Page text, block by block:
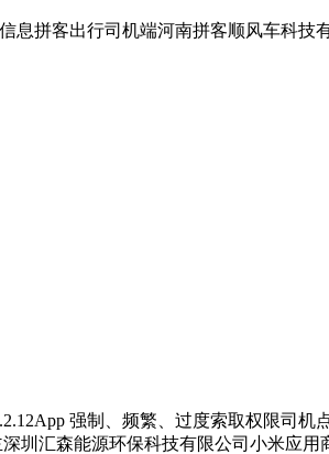
息拼客出行司机端河南拼客顺风车科
强制、频繁、过度索取权限司
圳汇森能源环保科技有限公司小米应用